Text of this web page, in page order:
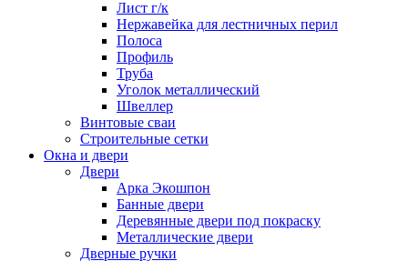
Лист г/к
Нержавейка для лестничных перил
Полоса
Профиль
Труба
Уголок металлический
Швеллер
Винтовые сваи
Строительные сетки
Окна и двери
Двери
Арка Экошпон
Банные двери
Деревянные двери под покраску
Металлические двери
Дверные ручки